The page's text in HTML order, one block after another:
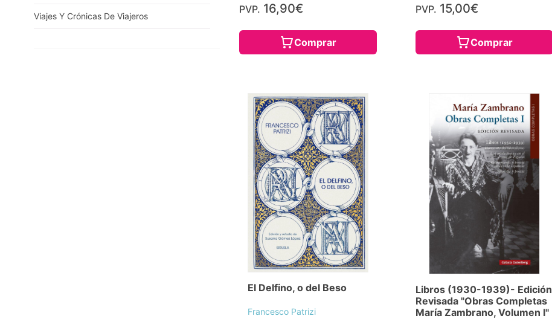
Viajes Y Crónicas De Viajeros
PVP. 16,90€
Comprar
PVP. 15,00€
Comprar
El Delfino, o del Beso
Francesco Patrizi
Libros (1930-1939)- Edición
Revisada "Obras Completas
María Zambrano, Volumen I"